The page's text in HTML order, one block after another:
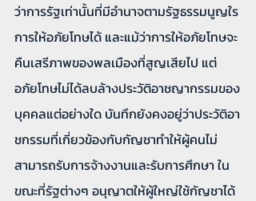
ว่าการรัฐเท่านั้นที่มีอำนาจตามรัฐธรรมนูญใร
การให้อภัยโทษได้ และแม้ว่าการให้อภัยโทษจะ
คืนเสรีภาพของพลเมืองที่สูญเสียไป แต่
อภัยโทษไม่ได้ลบล้างประวัติอาชญากรรมของ
บุคคลแต่อย่างใด บันทึกยังคงอยู่ว่าประวัติอา
ชกรรมที่เกี่ยวข้องกับกัญชาทำให้ผู้คนไม่
สามารถรับการจ้างงานและรับการศึกษา ใน
ขณะที่รัฐต่างๆ อนุญาตให้ผู้ใหญ่ใช้กัญชาได้